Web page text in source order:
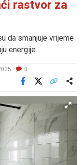
rastvor za
da smanjuje vrijeme
energije.
0
Facebook